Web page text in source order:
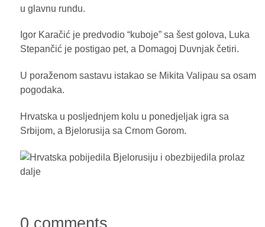
u glavnu rundu.
Igor Karačić je predvodio “kuboje” sa šest golova, Luka
Stepančić je postigao pet, a Domagoj Duvnjak četiri.
U poraženom sastavu istakao se Mikita Valipau sa osam
pogodaka.
Hrvatska u posljednjem kolu u ponedjeljak igra sa
Srbijom, a Bjelorusija sa Crnom Gorom.
0 comments